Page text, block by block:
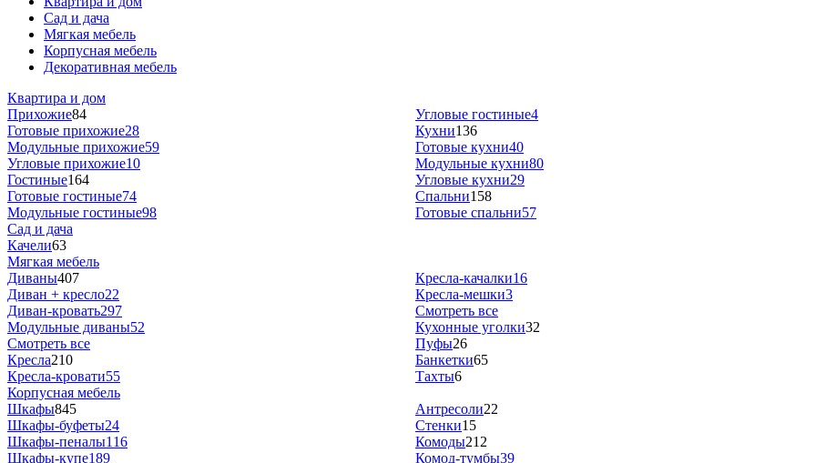
Сад и дача
Мягкая мебель
Корпусная мебель
Декоративная мебель
Квартира и дом
Прихожие84
Готовые прихожие28
Модульные прихожие59
Угловые прихожие10
Гостиные164
Готовые гостиные74
Модульные гостиные98
Угловые гостиные4
Кухни136
Готовые кухни40
Модульные кухни80
Угловые кухни29
Спальни158
Готовые спальни57
Сад и дача
Качели63
Мягкая мебель
Диваны407
Диван + кресло22
Диван-кровать297
Модульные диваны52
Смотреть все
Кресла210
Кресла-кровати55
Кресла-качалки16
Кресла-мешки3
Смотреть все
Кухонные уголки32
Пуфы26
Банкетки65
Тахты6
Корпусная мебель
Шкафы845
Шкафы-буфеты24
Шкафы-пеналы116
Шкафы-купе189
Антресоли22
Стенки15
Комоды212
Комод-тумбы39